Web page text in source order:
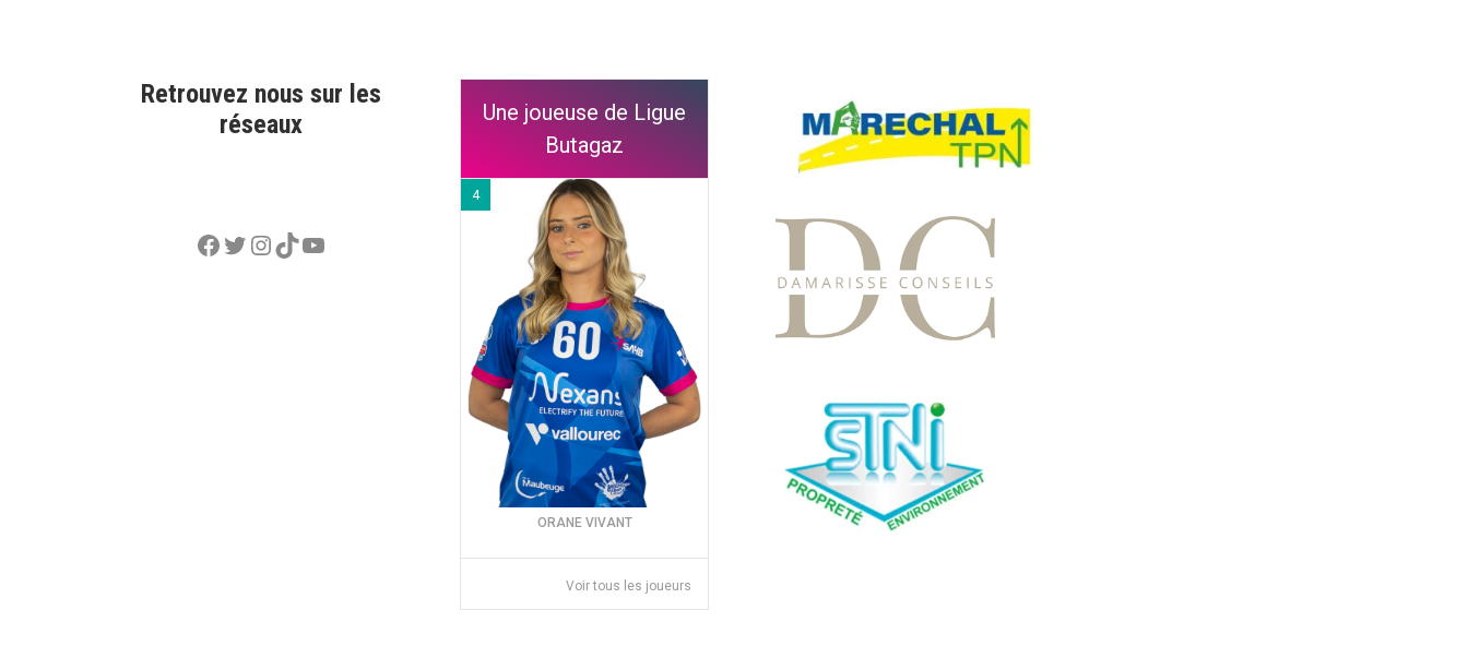
Retrouvez nous sur les
réseaux
Facebook
Twitter
Instagram
TikTok
YouTube
Une joueuse de Ligue
Butagaz
4
ORANE VIVANT
Voir tous les joueurs